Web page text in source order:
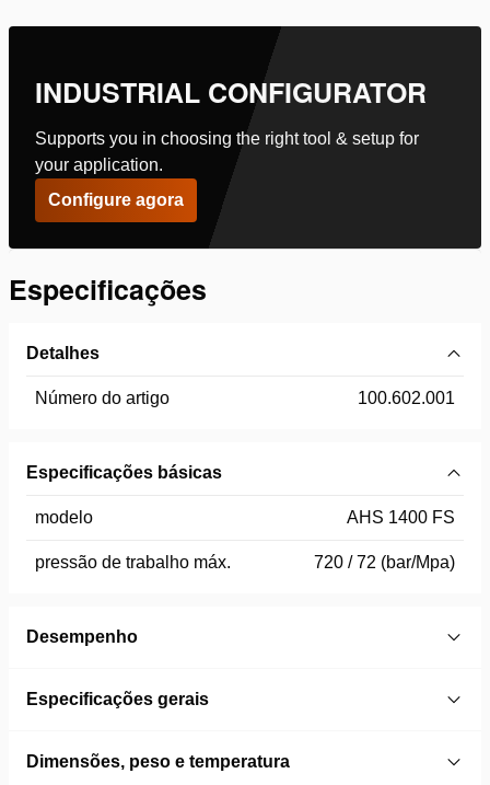
INDUSTRIAL CONFIGURATOR
Supports you in choosing the right tool & setup for
your application.
Configure agora
Especificações
Detalhes
Número do artigo 100.602.001
Especificações básicas
modelo AHS 1400 FS
pressão de trabalho máx. 720 / 72 (bar/Mpa)
Desempenho
Especificações gerais
Dimensões, peso e temperatura